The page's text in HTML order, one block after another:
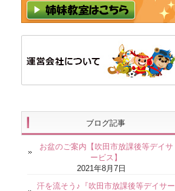
ブログ記事
お盆のご案内【吹田市放課後等デイサ
ービス】
2021年8月7日
汗を流そう♪『吹田市放課後等デイサー